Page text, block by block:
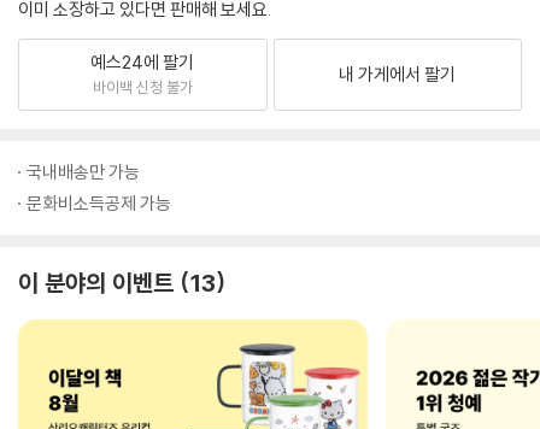
이미 소장하고 있다면 판매해 보세요.
예스24에 팔기
바이백 신청 불가
내 가게에서 팔기
국내배송만 가능
문화비소득공제 가능
이 분야의 이벤트 13